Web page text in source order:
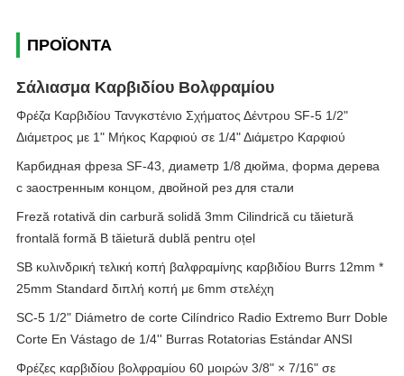
ΠΡΟΪΌΝΤΑ
Σάλιασμα Καρβιδίου Βολφραμίου
Φρέζα Καρβιδίου Τανγκστένιο Σχήματος Δέντρου SF-5 1/2"
Διάμετρος με 1" Μήκος Καρφιού σε 1/4" Διάμετρο Καρφιού
Карбидная фреза SF-43, диаметр 1/8 дюйма, форма дерева
с заостренным концом, двойной рез для стали
Freză rotativă din carbură solidă 3mm Cilindrică cu tăietură
frontală formă B tăietură dublă pentru oțel
SB κυλινδρική τελική κοπή βαλφραμίνης καρβιδίου Burrs 12mm *
25mm Standard διπλή κοπή με 6mm στελέχη
SC-5 1/2" Diámetro de corte Cilíndrico Radio Extremo Burr Doble
Corte En Vástago de 1/4'' Burras Rotatorias Estándar ANSI
Φρέζες καρβιδίου βολφραμίου 60 μοιρών 3/8" × 7/16" σε